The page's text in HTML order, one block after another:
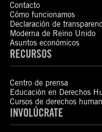
Contacto
Cómo funcionamos
Declaración de
Moderna de Reino Unido
Asuntos económicos
RECURSOS
Centro de prensa
Educación en Derechos
Cursos de derechos
INVOLÚCRATE